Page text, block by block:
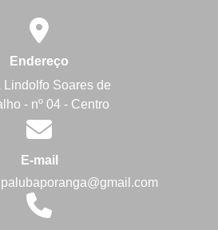
Endereço
Lindolfo Soares de
- nº 04 - Centro
E-mail